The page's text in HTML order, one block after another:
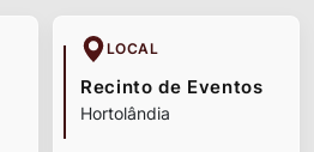
LOCAL
Recinto de Eventos
Hortolândia